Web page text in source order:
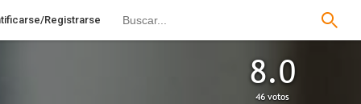
Registrarse
8.0
46 votos